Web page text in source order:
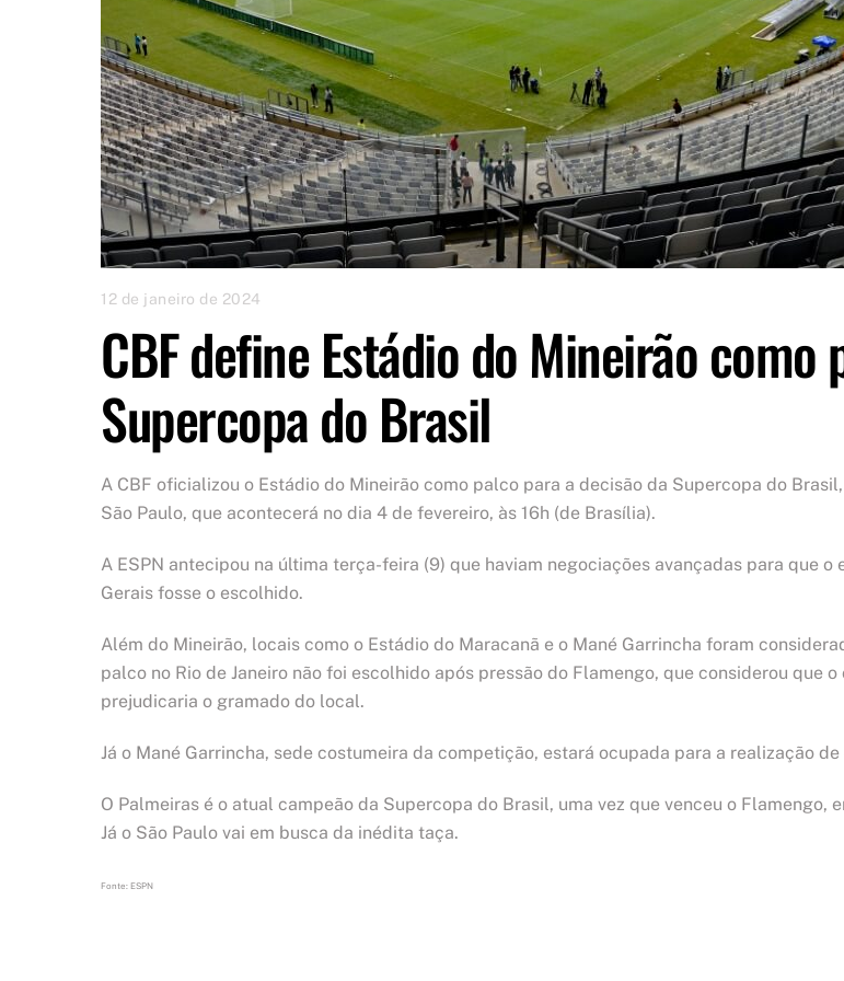
12 de janeiro de 2024
CBF define Estádio do Mineirão como
Supercopa do Brasil
A CBF oficializou o Estádio do Mineirão como palco para a decisão da Supercopa do
São Paulo, que acontecerá no dia 4 de fevereiro, às 16h (de Brasília).
A ESPN antecipou na última terça-feira (9) que haviam negociações avançadas para que o
Gerais fosse o escolhido.
Além do Mineirão, locais como o Estádio do Maracanã e o Mané Garrincha foram
palco no Rio de Janeiro não foi escolhido após pressão do Flamengo, que considerou que
prejudicaria o gramado do local.
Já o Mané Garrincha, sede costumeira da competição, estará ocupada para a realização
O Palmeiras é o atual campeão da Supercopa do Brasil, uma vez que venceu o Flamengo,
Já o São Paulo vai em busca da inédita taça.
Fonte: ESPN